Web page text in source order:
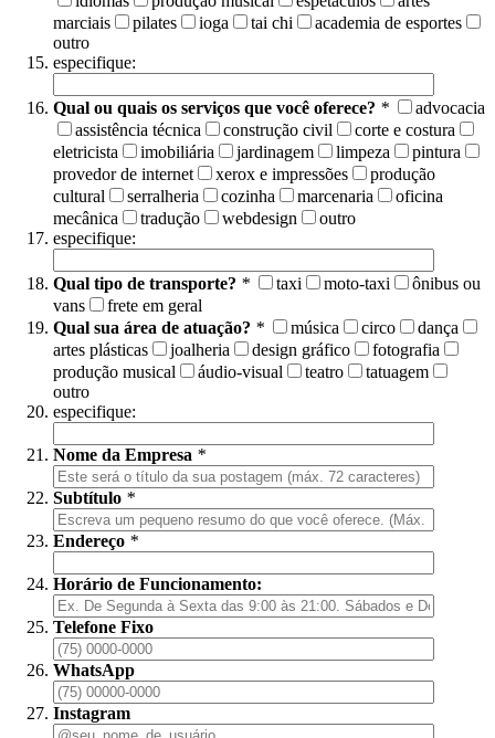
marciais
pilates ioga tai chi
academia de esportes
outro
especifique:
Qual ou quais os serviços que você oferece? *
advocacia
assistência técnica
construção civil
corte e costura
eletricista
imobiliária jardinagem limpeza
pintura
provedor de internet
xerox e impressões
produção
cultural
serralheria cozinha marcenaria
oficina
mecânica
tradução webdesign
outro
especifique:
Qual tipo de transporte? * taxi moto-taxi
ônibus ou
vans
frete em geral
Qual sua área de atuação? * música circo
dança
artes plásticas
joalheria design gráfico
fotografia
produção musical
áudio-visual teatro
tatuagem
outro
especifique:
Nome da Empresa *
Subtítulo *
Endereço *
Horário de Funcionamento:
Telefone Fixo
WhatsApp
Instagram